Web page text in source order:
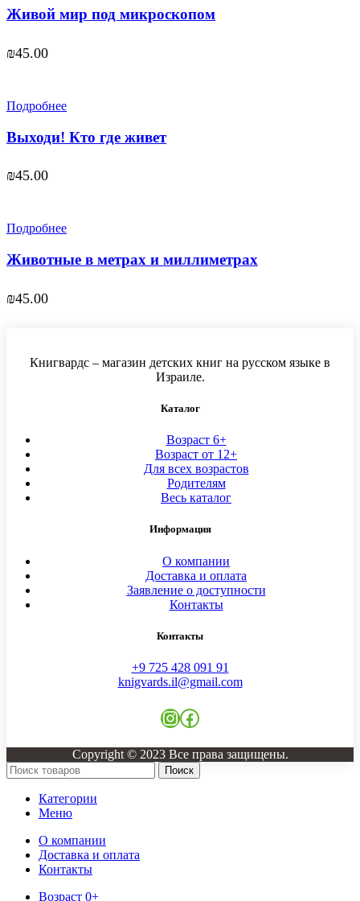
Живой мир под микроскопом
₪45.00
Подробнее
Выходи! Кто где живет
₪45.00
Подробнее
Животные в метрах и миллиметрах
₪45.00
Книгвардс – магазин детских книг на русском языке в
Израиле.
Каталог
Возраст 6+
Возраст от 12+
Для всех возрастов
Родителям
Весь каталог
Информация
О компании
Доставка и оплата
Заявление о доступности
Контакты
Контакты
+9 725 428 091 91
knigvards.il@gmail.com
Instagram
Facebook
Copyright © 2023 Все права защищены.
Поиск
Категории
Меню
О компании
Доставка и оплата
Контакты
Возраст 0+